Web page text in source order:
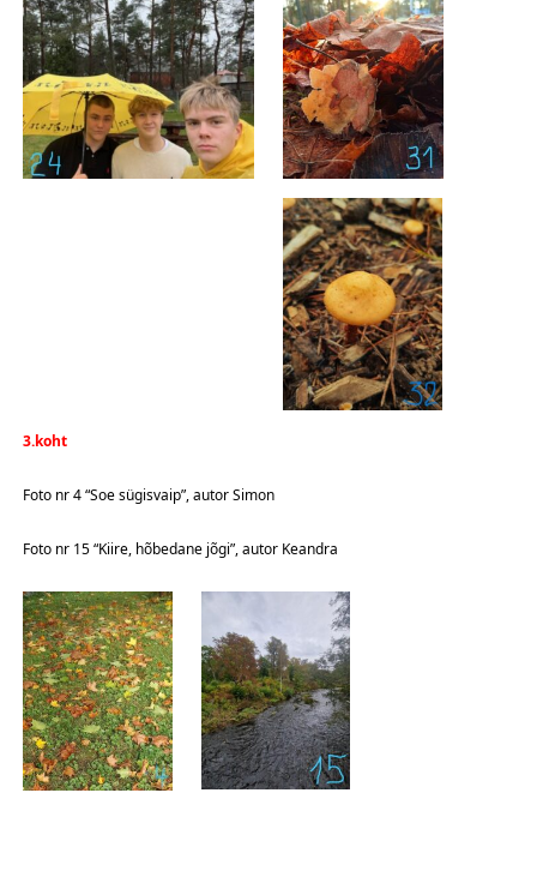
3.koht
Foto nr 4 “Soe sügisvaip”, autor Simon
Foto nr 15 “Kiire, hõbedane jõgi”, autor Keandra